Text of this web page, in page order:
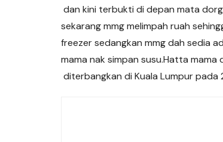
dan kini terbukti di depan mata
sekarang mmg melimpah ruah
freezer sedangkan mmg dah sedia
mama nak simpan susu.Hatta mama
diterbangkan di Kuala Lumpur pada